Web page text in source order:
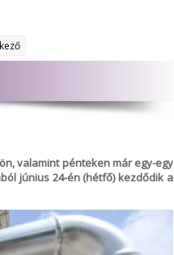
valamint pénteken már egy-egy
június 24-én (hétfő) kezdődik a